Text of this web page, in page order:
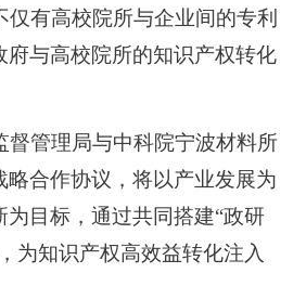
仅有高校院所与企业间的专利
府与高校院所的知识产权转化
督管理局与中科院宁波材料所
略合作协议，将以产业发展为
为目标，通过共同搭建“政研
为知识产权高效益转化注入